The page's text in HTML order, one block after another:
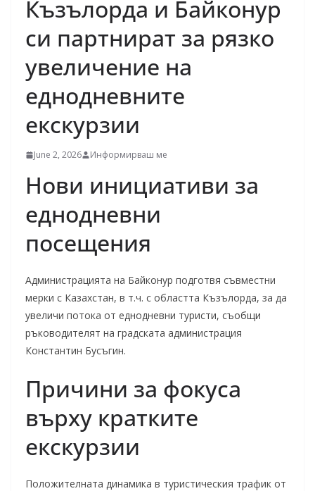
Къзълорда и Байконур
си партнират за рязко
увеличение на
еднодневните
екскурзии
June 2, 2026 Информирваш ме
Нови инициативи за
еднодневни
посещения
Администрацията на Байконур подготвя съвместни
мерки с Казахстан, в т.ч. с областта Къзълорда, за да
увеличи потока от еднодневни туристи, съобщи
ръководителят на градската администрация
Константин Бусъгин.
Причини за фокуса
върху кратките
екскурзии
Положителната динамика в туристическия трафик от